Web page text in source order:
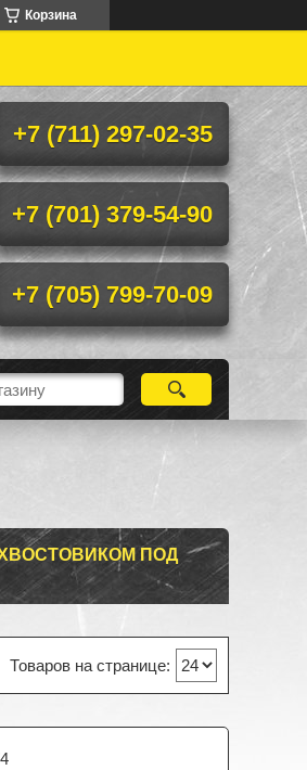
Корзина
+7 (711) 297-02-35
+7 (701) 379-54-90
+7 (705) 799-70-09
ПОД